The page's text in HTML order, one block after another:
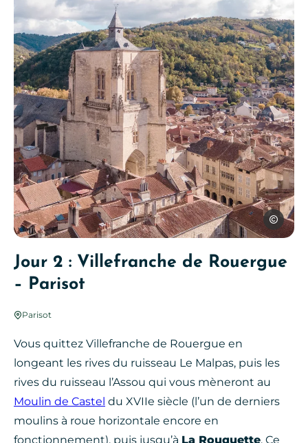
Villefranche de Rouergue, © Cédric Manoukian
Cédric
Jour 2 : Villefranche de Rouergue
– Parisot
Parisot
Vous quittez Villefranche de Rouergue en
longeant les rives du ruisseau Le Malpas, puis les
rives du ruisseau l’Assou qui vous mèneront au
Moulin de Castel du XVIIe siècle (l’un de derniers
moulins à roue horizontale encore en
fonctionnement), puis jusqu’à La Rouquette. Ce